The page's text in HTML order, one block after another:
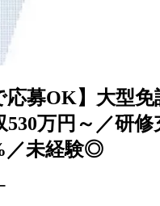
応募OK】大型
万円～／研修
／未経験◎